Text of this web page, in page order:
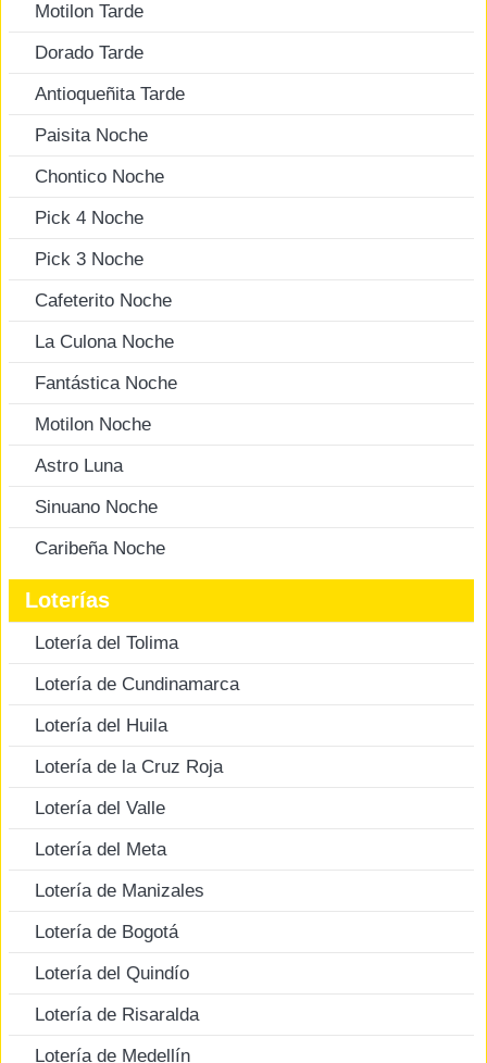
Motilon Tarde
Dorado Tarde
Antioqueñita Tarde
Paisita Noche
Chontico Noche
Pick 4 Noche
Pick 3 Noche
Cafeterito Noche
La Culona Noche
Fantástica Noche
Motilon Noche
Astro Luna
Sinuano Noche
Caribeña Noche
Loterías
Lotería del Tolima
Lotería de Cundinamarca
Lotería del Huila
Lotería de la Cruz Roja
Lotería del Valle
Lotería del Meta
Lotería de Manizales
Lotería de Bogotá
Lotería del Quindío
Lotería de Risaralda
Lotería de Medellín